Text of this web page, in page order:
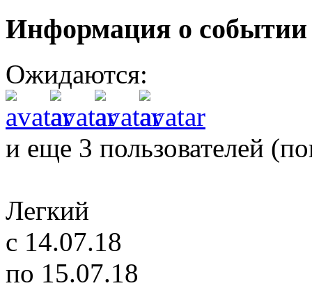
Информация о событии
Ожидаются:
и еще 3 пользователей (
Легкий
c 14.07.18
по 15.07.18